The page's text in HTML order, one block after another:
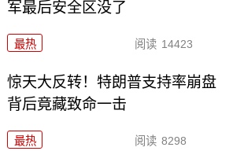
军最后安全区没了
最热 阅读 14423
惊天大反转！特朗普支持率崩盘
背后竟藏致命一击
最热 阅读 8298